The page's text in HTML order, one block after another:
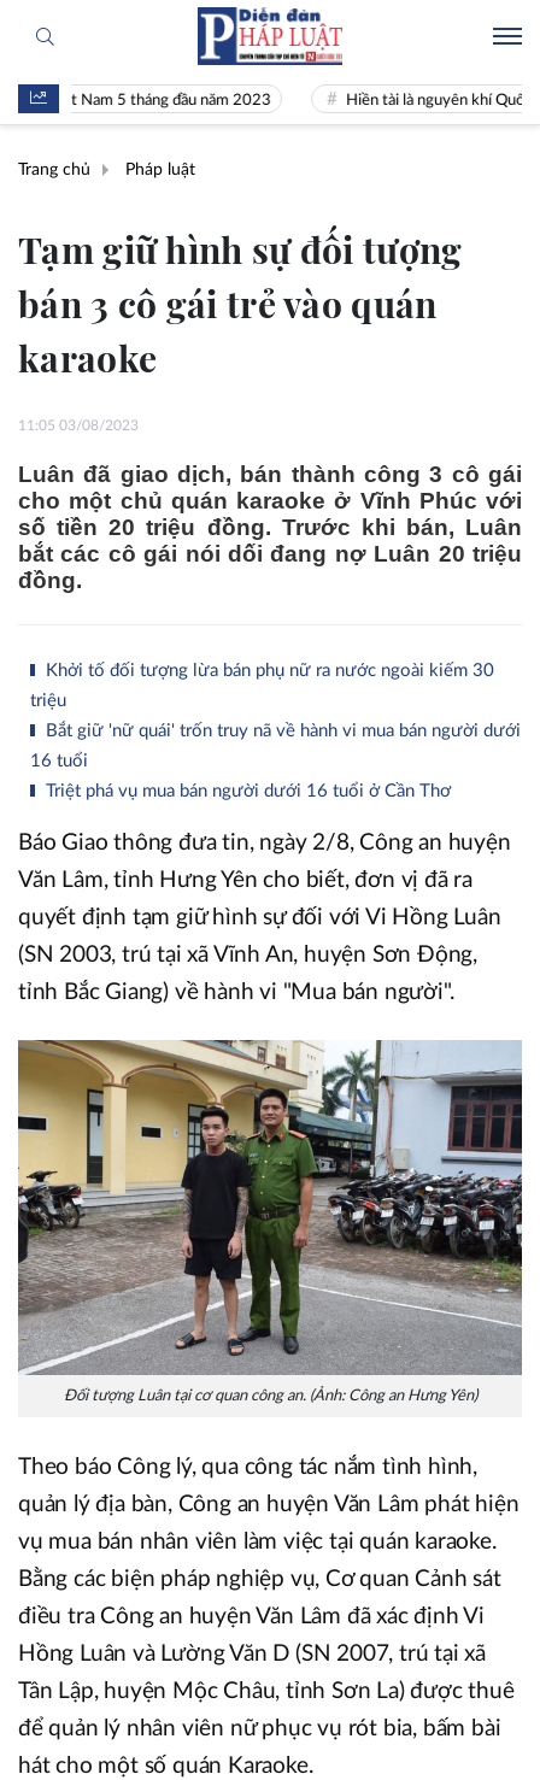
Nam 5 tháng đầu năm 2023 Hiền tài là nguyên khí Quốc gia
Trang chủ Pháp luật
Tạm giữ hình sự đối tượng
bán 3 cô gái trẻ vào quán
karaoke
11:05 03/08/2023
Luân đã giao dịch, bán thành công 3 cô gái
cho một chủ quán karaoke ở Vĩnh Phúc với
số tiền 20 triệu đồng. Trước khi bán, Luân
bắt các cô gái nói dối đang nợ Luân 20 triệu
đồng.
Khởi tố đối tượng lừa bán phụ nữ ra nước ngoài kiếm 30
triệu
Bắt giữ 'nữ quái' trốn truy nã về hành vi mua bán người dưới
16 tuổi
Triệt phá vụ mua bán người dưới 16 tuổi ở Cần Thơ
Báo Giao thông đưa tin, ngày 2/8, Công an huyện
Văn Lâm, tỉnh Hưng Yên cho biết, đơn vị đã ra
quyết định tạm giữ hình sự đối với Vi Hồng Luân
(SN 2003, trú tại xã Vĩnh An, huyện Sơn Động,
tỉnh Bắc Giang) về hành vi "Mua bán người".
Đối tượng Luân tại cơ quan công an. (Ảnh: Công an Hưng Yên)
Theo báo Công lý, qua công tác nắm tình hình,
quản lý địa bàn, Công an huyện Văn Lâm phát hiện
vụ mua bán nhân viên làm việc tại quán karaoke.
Bằng các biện pháp nghiệp vụ, Cơ quan Cảnh sát
điều tra Công an huyện Văn Lâm đã xác định Vi
Hồng Luân và Lường Văn D (SN 2007, trú tại xã
Tân Lập, huyện Mộc Châu, tỉnh Sơn La) được thuê
để quản lý nhân viên nữ phục vụ rót bia, bấm bài
hát cho một số quán Karaoke.